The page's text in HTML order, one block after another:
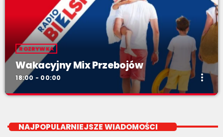
ROZRYWKA
Wakacyjny Mix Przebojów
18:00 - 00:00 more_vert
Wakacyjny Mix Przebojów w Radiu BIELSKO to najgorętsze hity
lata, muzyczne plażowe perełki, wspomnienia letnich
NAJPOPULARNIEJSZE WIADOMOŚCI